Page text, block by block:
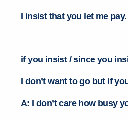
I insist thatyou letme pay.
if you insist / since you
I don’t want to go but if
A: I don’t care how busy